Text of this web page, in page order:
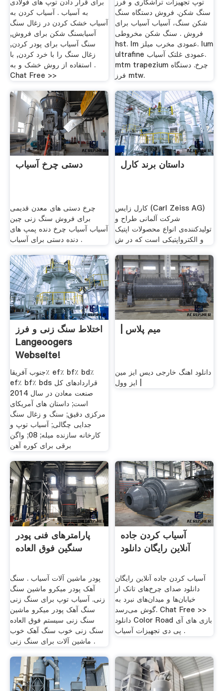
به آسیاب . آسیاب کردن به
آسیاب خشک کردن در زغال سنگ
آسیابسنگ شکن برای فروش,
سنگ آسیاب برای پودر کردن,
زغال سنگ را با خرد کردن, با
استفاده از روش خشک و به .
Chat Free >>
سنگ شکن. فروش دستگاه سنگ
شکن سنگ، آسیاب آسیاب برای
فروش . سنگ شکن مخروطی
hst. lm عمودی مخرب میلز. lum
ultrafine عمودی غلتک آسیاب.
mtm trapezium چرخ. دستگاه
فرز mtw.
دستی چرخ آسیاب
چرخ دستی های معدن قدیمی
برای فروش سنگ زنی چین
آسیاب آسیاب چرخ دنده پمپ های
دنده دستی برای آسیاب .
داستان برند کارل
کارل زایس (Carl Zeiss AG)
شرکت آلمانی طراح و
تولیدکننده‌ی انواع محصولات اپتیک
و الکترواپتیکی است که در ش
اختلاط سنگ زنی و فرز
Langeoogers
Webseite!
جنوب آفریقا٪ ef٪ bf٪ bd٪
ef٪ bf٪ bds قراردادهای کل
صنعت معادن در سال 2014
است; داستان های آمریکای
مرکزی دقیق; سنگ و زغال سنگ
جدایی چگالی; آسیاب توپ و
کارخانه سازنده میله; 08; واگن
برقی برای کوره آهن
| میم پلاس
دانلود اهنگ خارجی دیس ایز مین
پارامترهای فنی پودر
سنگین فوق العاده
پودر ماشین آلات آسیاب . سنگ
آهک پودر میکرو ماشین سنگ
زنی. آسیاب توپ برای سنگ زنی
سنگ آهک پودر میکرو ماشین
سنگ زنی سیستم فوق العاده
سنگ زنی خوب سنگ آهک خوب
ماشین آلات برای سنگ زنی .
آسیاب کردن جاده
آنلاین رایگان دانلود
آسیاب کردن جاده آنلاین رایگان
دانلود صدای چرخ‌های تانک از
خیابان‌ها و میدان‌های نبرد به
گوش می‌رسد. Chat Free >>
دانلود Color Road بازی های آی
پی دی تجهیزات آسیاب .